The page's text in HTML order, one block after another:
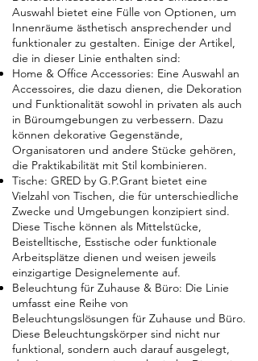
Auswahl bietet eine Fülle von Optionen, um
Innenräume ästhetisch ansprechender und
funktionaler zu gestalten. Einige der Artikel,
die in dieser Linie enthalten sind:
Home & Office Accessories: Eine Auswahl an
Accessoires, die dazu dienen, die Dekoration
und Funktionalität sowohl in privaten als auch
in Büroumgebungen zu verbessern. Dazu
können dekorative Gegenstände,
Organisatoren und andere Stücke gehören,
die Praktikabilität mit Stil kombinieren.
Tische: GRED by G.P.Grant bietet eine
Vielzahl von Tischen, die für unterschiedliche
Zwecke und Umgebungen konzipiert sind.
Diese Tische können als Mittelstücke,
Beistelltische, Esstische oder funktionale
Arbeitsplätze dienen und weisen jeweils
einzigartige Designelemente auf.
Beleuchtung für Zuhause & Büro: Die Linie
umfasst eine Reihe von
Beleuchtungslösungen für Zuhause und Büro.
Diese Beleuchtungskörper sind nicht nur
funktional, sondern auch darauf ausgelegt,